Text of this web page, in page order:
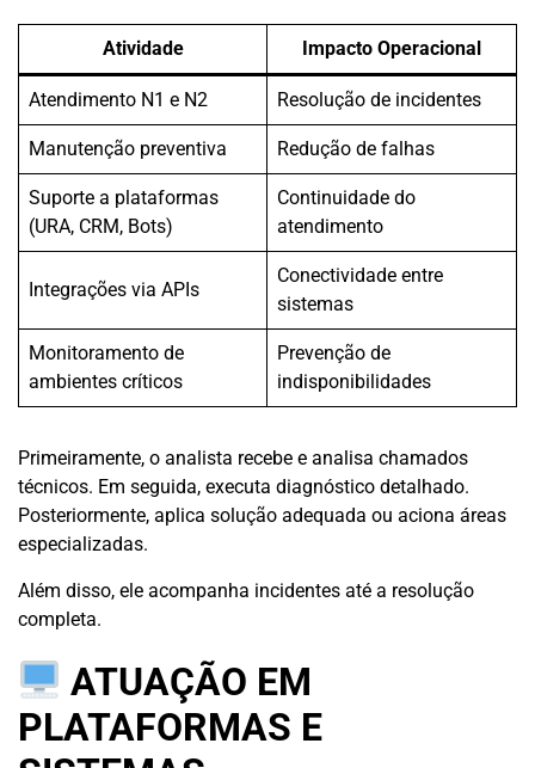
Atividade Impacto Operacional
Atendimento N1 e N2 Resolução de incidentes
Manutenção preventiva Redução de falhas
Suporte a plataformas
(URA, CRM, Bots)
Continuidade do
atendimento
Integrações via APIs
Conectividade entre
sistemas
Monitoramento de
ambientes críticos
Prevenção de
indisponibilidades
Primeiramente, o analista recebe e analisa chamados
técnicos. Em seguida, executa diagnóstico detalhado.
Posteriormente, aplica solução adequada ou aciona áreas
especializadas.
Além disso, ele acompanha incidentes até a resolução
completa.
ATUAÇÃO EM
PLATAFORMAS E